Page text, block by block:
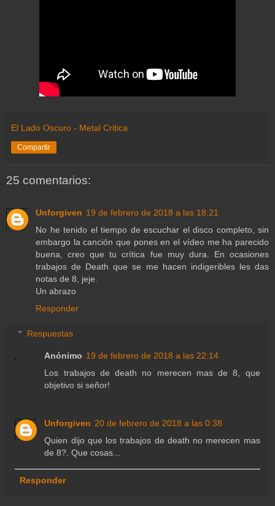
El Lado Oscuro - Metal Critica
Compartir
25 comentarios:
Unforgiven 19 de febrero de 2018 a las 18:21
No he tenido el tiempo de escuchar el disco completo, sin
embargo la canción que pones en el vídeo me ha parecido
buena, creo que tu crítica fue muy dura. En ocasiones
trabajos de Death que se me hacen indigeribles les das
notas de 8, jeje.
Un abrazo
Responder
Respuestas
Anónimo 19 de febrero de 2018 a las 22:14
Los trabajos de death no merecen mas de 8, que
objetivo si señor!
Unforgiven 20 de febrero de 2018 a las 0:38
Quien dijo que los trabajos de death no merecen mas
de 8?. Que cosas...
Responder